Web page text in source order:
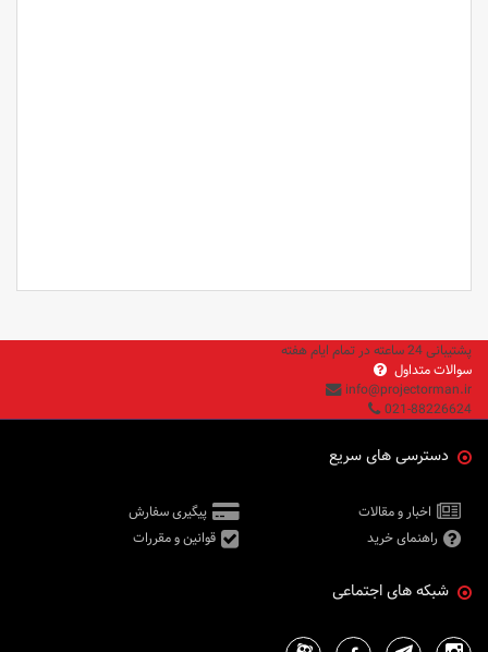
پشتیبانی 24 ساعته در تمام ایام هفته
سوالات متداول
info@projectorman.ir
021-88226624
دسترسی های سریع
اخبار و مقالات
پیگیری سفارش
راهنمای خرید
قوانین و مقررات
شبکه های اجتماعی